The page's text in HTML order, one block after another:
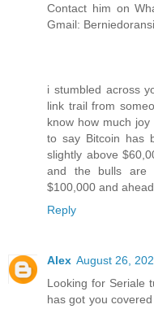
Contact him on
Gmail:
i stumbled across
link trail from
know how much
to say Bitcoin has
slightly above
and the bulls are
$100,000 and ahead.
Reply
Alex August 26,
Looking for Seriale
has got you